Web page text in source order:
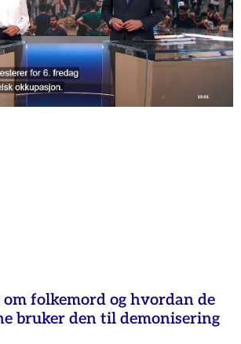
folkemord og hvordan de
bruker den til demonisering